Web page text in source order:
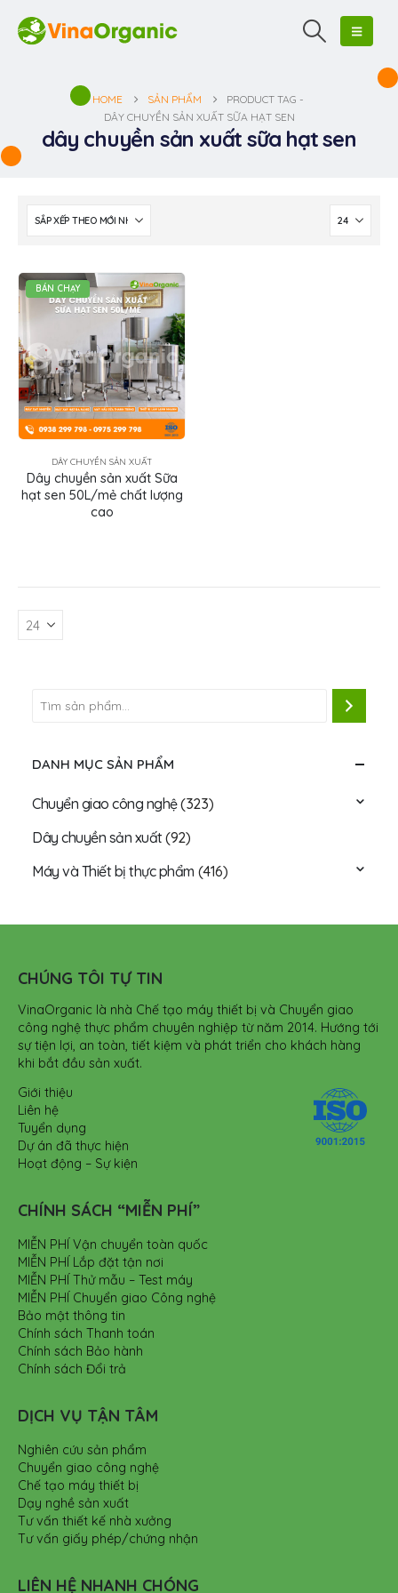
HOME SẢN PHẨM
PRODUCT TAG -
DÂY CHUYỀN SẢN XUẤT SỮA HẠT SEN
dây chuyền sản xuất sữa hạt sen
BÁN CHẠY
DÂY CHUYỀN SẢN XUẤT
Dây chuyền sản xuất Sữa
hạt sen 50L/mẻ chất lượng
cao
DANH MỤC SẢN PHẨM
Chuyển giao công nghệ(323)
Dây chuyền sản xuất(92)
Máy và Thiết bị thực phẩm (416)
CHÚNG TÔI TỰ TIN
VinaOrganic là nhà Chế tạo máy thiết bị và Chuyển giao
công nghệ thực phẩm chuyên nghiệp từ năm 2014. Hướng tới
sự tiện lợi, an toàn, tiết kiệm và phát triển cho khách hàng
khi bắt đầu sản xuất.
Giới thiệu
Liên hệ
Tuyển dụng
Dự án đã thực hiện
Hoạt động – Sự kiện
CHÍNH SÁCH “MIỄN PHÍ”
MIỄN PHÍ Vận chuyển toàn quốc
MIỄN PHÍ Lắp đặt tận nơi
MIỄN PHÍ Thử mẫu – Test máy
MIỄN PHÍ Chuyển giao Công nghệ
Bảo mật thông tin
Chính sách Thanh toán
Chính sách Bảo hành
Chính sách Đổi trả
DỊCH VỤ TẬN TÂM
Nghiên cứu sản phẩm
Chuyển giao công nghệ
Chế tạo máy thiết bị
Dạy nghề sản xuất
Tư vấn thiết kế nhà xưởng
Tư vấn giấy phép/chứng nhận
LIÊN HỆ NHANH CHÓNG